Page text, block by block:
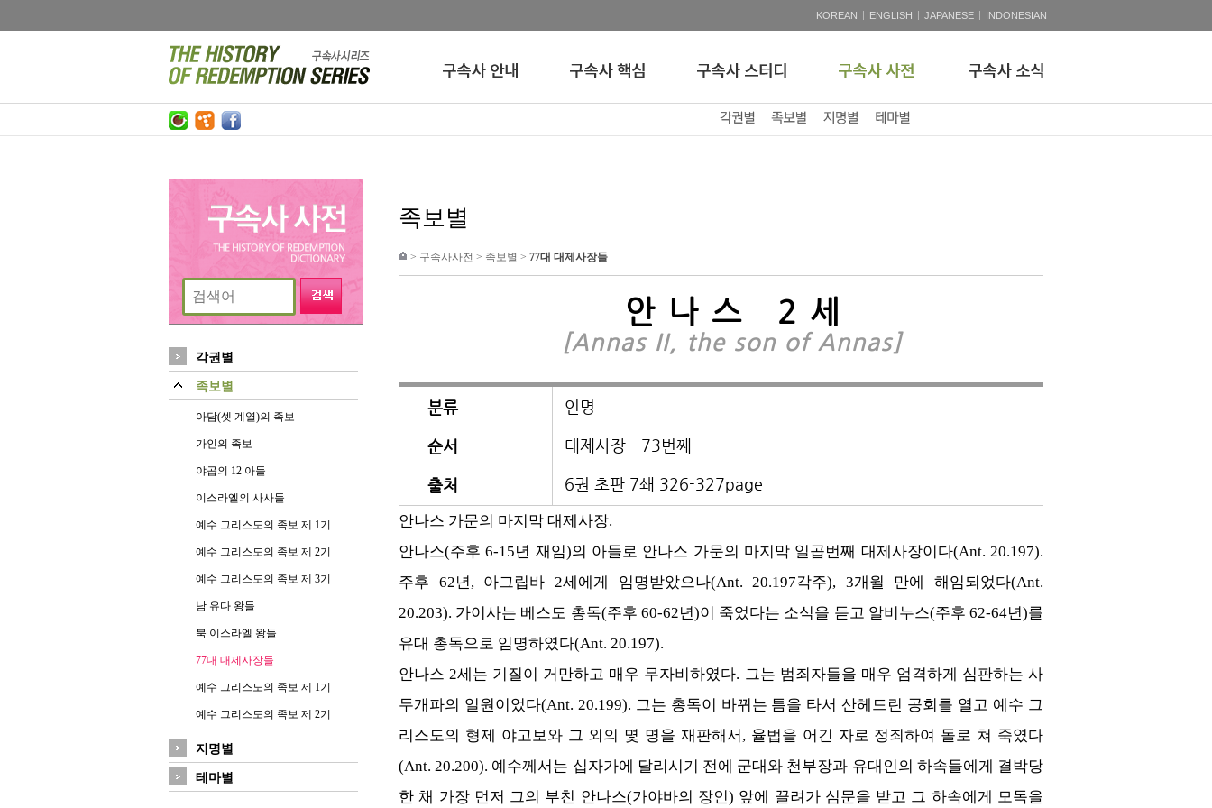
KOREAN | ENGLISH | JAPANESE | INDONESIAN
각권별
족보별
아담(셋 계열)의 족보
가인의 족보
야곱의 12 아들
이스라엘의 사사들
예수 그리스도의 족보 제 1기
예수 그리스도의 족보 제 2기
예수 그리스도의 족보 제 3기
남 유다 왕들
북 이스라엘 왕들
77대 대제사장들
예수 그리스도의 족보 제 1기
예수 그리스도의 족보 제 2기
지명별
테마별
족보별
> 구속사사전 > 족보별 > 77대 대제사장들
안나스 2세
[Annas II, the son of Annas]
분류 인명
순서 대제사장 - 73번째
출처 6권 초판 7쇄 326-327page
안나스 가문의 마지막 대제사장.
안나스(주후 6-15년 재임)의 아들로 안나스 가문의 마지막 일곱번째 대제사장이다(Ant. 20.197).
주후 62년, 아그립바 2세에게 임명받았으나(Ant. 20.197각주), 3개월 만에 해임되었다(Ant.
20.203). 가이사는 베스도 총독(주후 60-62년)이 죽었다는 소식을 듣고 알비누스(주후 62-64년)를
유대 총독으로 임명하였다(Ant. 20.197).
안나스 2세는 기질이 거만하고 매우 무자비하였다. 그는 범죄자들을 매우 엄격하게 심판하는 사
두개파의 일원이었다(Ant. 20.199). 그는 총독이 바뀌는 틈을 타서 산헤드린 공회를 열고 예수 그
리스도의 형제 야고보와 그 외의 몇 명을 재판해서, 율법을 어긴 자로 정죄하여 돌로 쳐 죽였다
(Ant. 20.200). 예수께서는 십자가에 달리시기 전에 군대와 천부장과 유대인의 하속들에게 결박당
한 채 가장 먼저 그의 부친 안나스(가야바의 장인) 앞에 끌려가 심문을 받고 그 하속에게 모독을